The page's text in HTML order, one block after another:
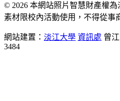
© 2026 本網站照片智慧財產權
素材限校內活動使用，不得從事
網站建置： 淡江大學 資訊處 曾
3484